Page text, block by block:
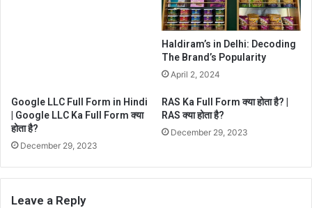
Haldiram’s in Delhi: Decoding
The Brand’s Popularity
April 2, 2024
Google LLC Full Form in Hindi
| Google LLC Ka Full Form क्या
होता है?
December 29, 2023
RAS Ka Full Form क्या होता है? |
RAS क्या होता है?
December 29, 2023
Leave a Reply